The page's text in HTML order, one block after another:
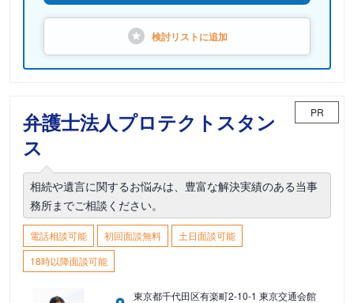
検討リストに追加
弁護士法人プロテクトスタン
ス
PR
相続や遺言に関するお悩みは、豊富な解決実績のある当事
務所までご相談ください。
電話相談可能 初回面談無料
土日面談可能
18時以降面談可能
東京都千代田区有楽町2-10-1 東京交通会館